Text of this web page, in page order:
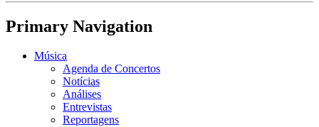
Primary Navigation
Música
Agenda de Concertos
Notícias
Análises
Entrevistas
Reportagens